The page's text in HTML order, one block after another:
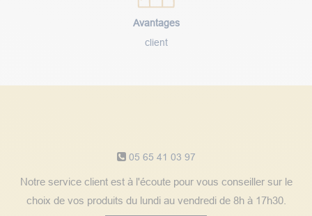
Avantages
client
05 65 41 03 97
Notre service client est à l'écoute pour vous conseiller sur le
choix de vos produits du lundi au vendredi de 8h à 17h30.